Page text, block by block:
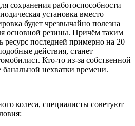
сохранения работоспособности
установка вместо
будет чрезвычайно полезна
основной резины. Причём таким
ресурс последней примерно на 20
действия, станет
Кто-то из-за собственной
нехватки времени.
колеса, специалисты советуют